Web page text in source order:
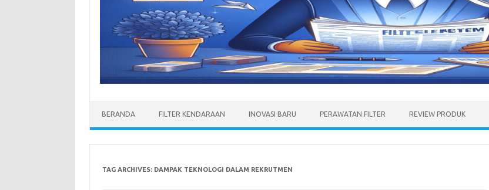
BERANDA FILTER KENDARAAN INOVASI BARU PERAWATAN FILTER REVIEW PRODUK
TAG ARCHIVES: DAMPAK TEKNOLOGI DALAM REKRUTMEN